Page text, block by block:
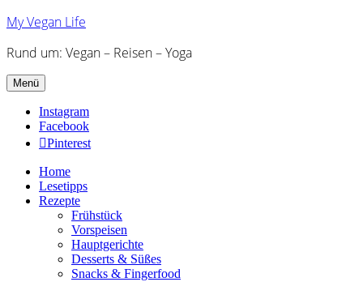
My Vegan Life
Rund um: Vegan – Reisen – Yoga
Menü
Instagram
Facebook
Pinterest
Home
Lesetipps
Rezepte
Frühstück
Vorspeisen
Hauptgerichte
Desserts & Süßes
Snacks & Fingerfood